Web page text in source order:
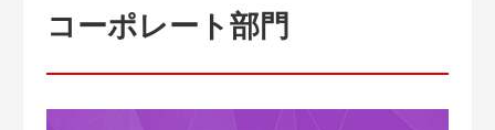
コーポレート部門